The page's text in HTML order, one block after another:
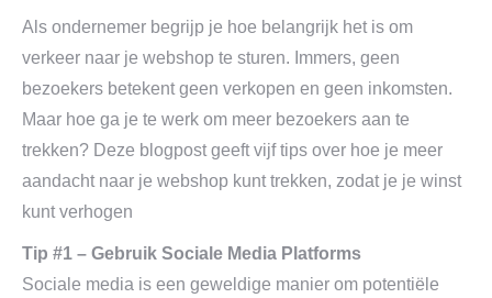
Als ondernemer begrijp je hoe belangrijk het is om
verkeer naar je webshop te sturen. Immers, geen
bezoekers betekent geen verkopen en geen inkomsten.
Maar hoe ga je te werk om meer bezoekers aan te
trekken? Deze blogpost geeft vijf tips over hoe je meer
aandacht naar je webshop kunt trekken, zodat je je winst
kunt verhogen
Tip #1 – Gebruik Sociale Media Platforms
Sociale media is een geweldige manier om potentiële